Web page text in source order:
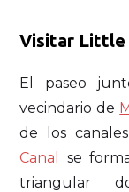
Visitar Little
El paseo
vecindario de
de los canales
Canal
se
triangular